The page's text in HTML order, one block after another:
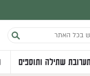
תערובת שתילה ותוספים